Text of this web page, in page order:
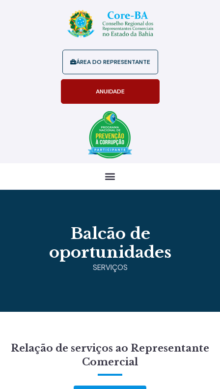
ÁREA DO REPRESENTANTE
ANUIDADE
Balcão de
oportunidades
SERVIÇOS
Relação de serviços ao Representante
Comercial